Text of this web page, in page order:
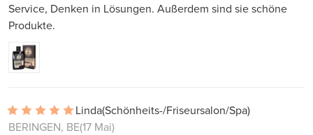
Service, Denken in Lösungen. Außerdem sind sie schöne
Produkte.
Linda(Schönheits-/Friseursalon/Spa)
BERINGEN, BE(17 Mai)